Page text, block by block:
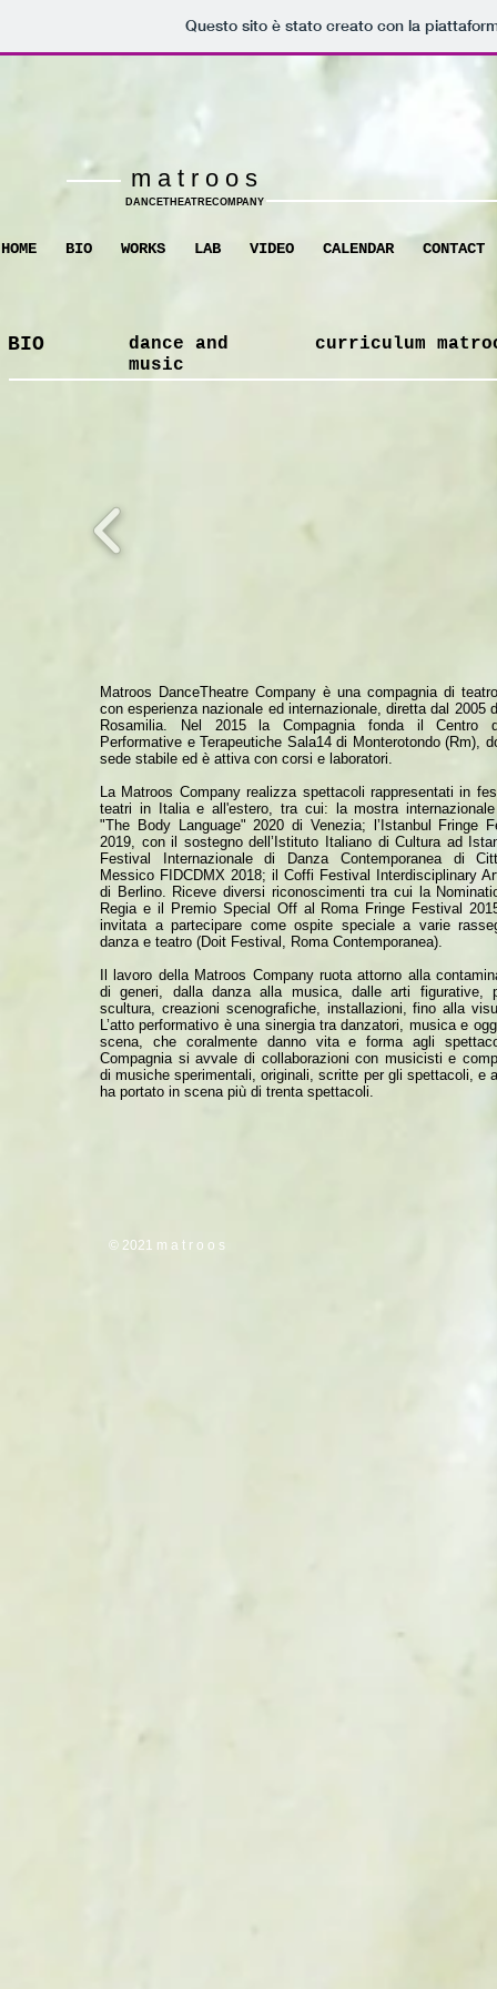
Questo sito è stato creato con la
BIO
dance and
music
curriculum
Matroos DanceTheatre Company è una compagnia di
con esperienza nazionale ed internazionale, diretta dal 2005
Rosamilia. Nel 2015 la Compagnia fonda il Centro
Performative e Terapeutiche Sala14 di Monterotondo (Rm),
sede stabile ed è attiva con corsi e laboratori.
La Matroos Company realizza spettacoli rappresentati in
teatri in Italia e all'estero, tra cui: la mostra
"The Body Language" 2020 di Venezia; l’Istanbul Fringe
2019, con il sostegno dell’Istituto Italiano di Cultura ad
Festival Internazionale di Danza Contemporanea di
Messico FIDCDMX 2018; il Coffi Festival Interdisciplinary
di Berlino. Riceve diversi riconoscimenti tra cui la
Regia e il Premio Special Off al Roma Fringe Festival
invitata a partecipare come ospite speciale a varie
danza e teatro (Doit Festival, Roma Contemporanea).
Il lavoro della Matroos Company ruota attorno alla
di generi, dalla danza alla musica, dalle arti figurative,
scultura, creazioni scenografiche, installazioni, fino alla
L’atto performativo è una sinergia tra danzatori, musica e
scena, che coralmente danno vita e forma agli
Compagnia si avvale di collaborazioni con musicisti e
di musiche sperimentali, originali, scritte per gli spettacoli, e
ha portato in scena più di trenta spettacoli.
m a t r o o s
DANCETHEATRECOMPANY
HOME BIO WORKS LAB VIDEO CALENDAR CONTACT
© 2021 m a t r o o s